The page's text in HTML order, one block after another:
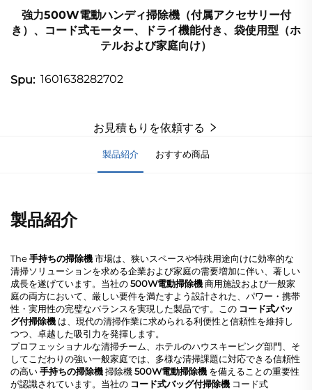
強力500W電動ハンディ掃除機（付属アクセサリー付
き）、コード式モーター、ドライ機能付き、袋使用型（ホ
テルおよび家庭向け）
Spu: 1601638282702
お見積もりを依頼する
製品紹介 おすすめ商品
製品紹介
The手持ちの掃除機市場は、狭いスペースや特殊用途向けに効率的な
清掃ソリューションを求める企業および家庭の需要増加に伴い、著しい
成長を遂げています。当社の500W電動掃除機商用施設および一般家
庭の両方において、厳しい要件を満たすよう設計された、パワー・携帯
性・実用性の完璧なバランスを実現した製品です。この コード式バッ
グ付掃除機 は、現代の清掃作業に求められる利便性と信頼性を維持し
つつ、卓越した吸引力を発揮します。
プロフェッショナルな清掃チーム、ホテルのハウスキーピング部門、そ
してこだわりの強い一般家庭では、多様な清掃課題に対応できる信頼性
の高い手持ちの掃除機掃除機500W電動掃除機 を備えることの重要性
が認識されています。当社の コード式バッグ付掃除機 コード式